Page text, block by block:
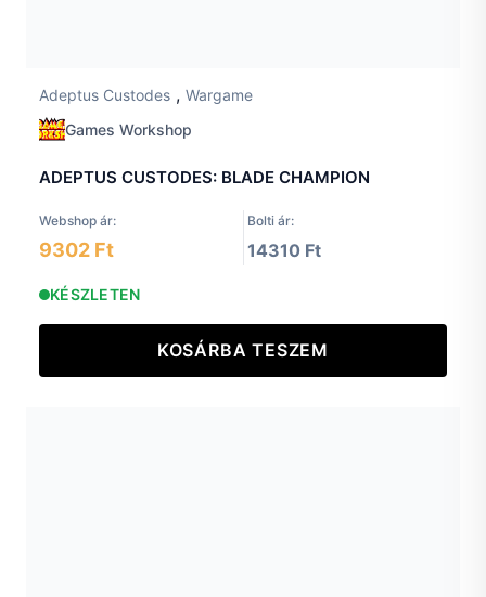
Adeptus Custodes , Wargame
Games Workshop
ADEPTUS CUSTODES: BLADE CHAMPION
Webshop ár: Bolti ár:
9302 Ft 14310 Ft
KÉSZLETEN
KOSÁRBA TESZEM